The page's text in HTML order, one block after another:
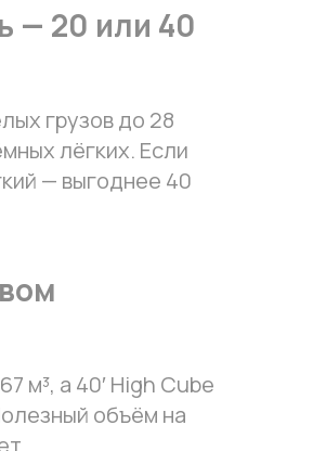
— 20 или 40
грузов до 28
лёгких. Если
— выгоднее 40
м³, а 40′ High Cube
объём на